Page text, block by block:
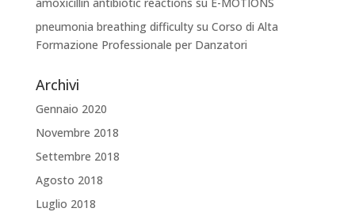
pneumonia breathing difficultysu Corso di Alta
Formazione Professionale per Danzatori
Archivi
Gennaio 2020
Novembre 2018
Settembre 2018
Agosto 2018
Luglio 2018